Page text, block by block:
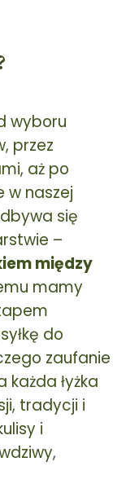
wyboru
przez
aż po
w naszej
się
–
między
mamy
do
zaufanie
każda łyżka
tradycji i
i